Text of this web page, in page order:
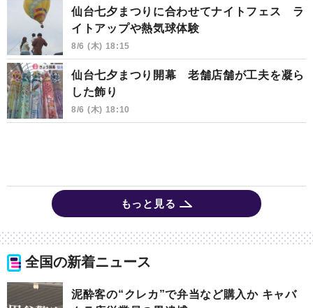
仙台七夕まつりに合わせてナイトフェス ラ
イトアップや熱気球体験
8/6 (木) 18:15
仙台七夕まつり開幕 老舗店舗が工夫を凝ら
した飾り
8/6 (木) 18:10
もっと見る
全国の新着ニュース
泥酔客の“クレカ”で弁当など購入か キャバ